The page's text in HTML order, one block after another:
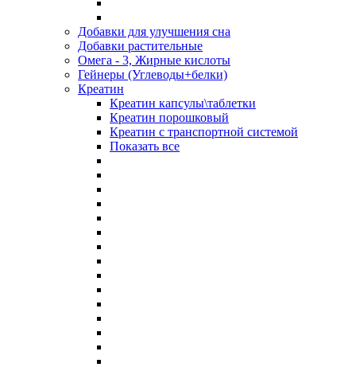
Добавки для улучшения сна
Добавки растительные
Омега - 3, Жирные кислоты
Гейнеры (Углеводы+белки)
Креатин
Креатин капсулы\таблетки
Креатин порошковый
Креатин с транспортной системой
Показать все